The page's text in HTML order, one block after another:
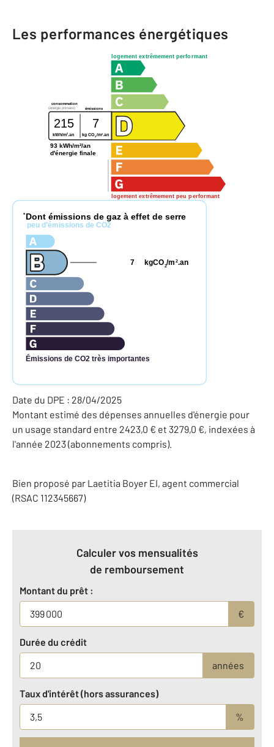
Les performances énergétiques
logement extrêmement performant
logement extrêmement peu performant
consommation
émissions
(énergie primaire)
215 7
kWh/m2.an kg CO2 /m2 .an
93 kWh/m²/an
d'énergie finale
* Dont émissions de gaz à effet de serre
peu d'émissions de CO2
Émissions de CO2 très importantes
kgCO2/m 2.an
7
Date du DPE : 28/04/2025
Montant estimé des dépenses annuelles d'énergie pour
un usage standard entre 2423,0 € et 3279,0 €, indexées à
l'année 2023 (abonnements compris).
Bien proposé par Laetitia Boyer EI, agent commercial
(RSAC 112345667)
Calculer vos mensualités
de remboursement
Montant du prêt :
€
Durée du crédit
années
Taux d'intérêt (hors assurances)
%